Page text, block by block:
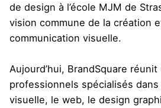
de design à l’école MJM de
vision commune de la création
communication visuelle.
Aujourd’hui, BrandSquare
professionnels spécialisés
visuelle, le web, le design